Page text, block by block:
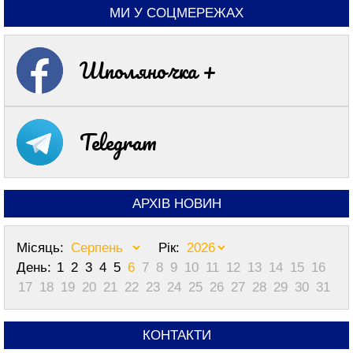
МИ У СОЦМЕРЕЖАХ
Шполяночка +
Telegram
АРХІВ НОВИН
Місяць:
Рік:
День: 1 2 3 4 5 6 7 8 9 10 11 12 13 14 15 16
17 18 19 20 21 22 23 24 25 26 27 28 29 30 31
КОНТАКТИ